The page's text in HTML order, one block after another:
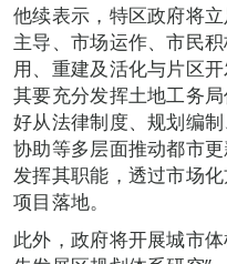
他续表示，特区政府将
主导、市场运作、市民
用、重建及活化与片区
其要充分发挥土地工务
好从法律制度、规划编
协助等多层面推动都市
发挥其职能，透过市场
项目落地。
此外，政府将开展城市